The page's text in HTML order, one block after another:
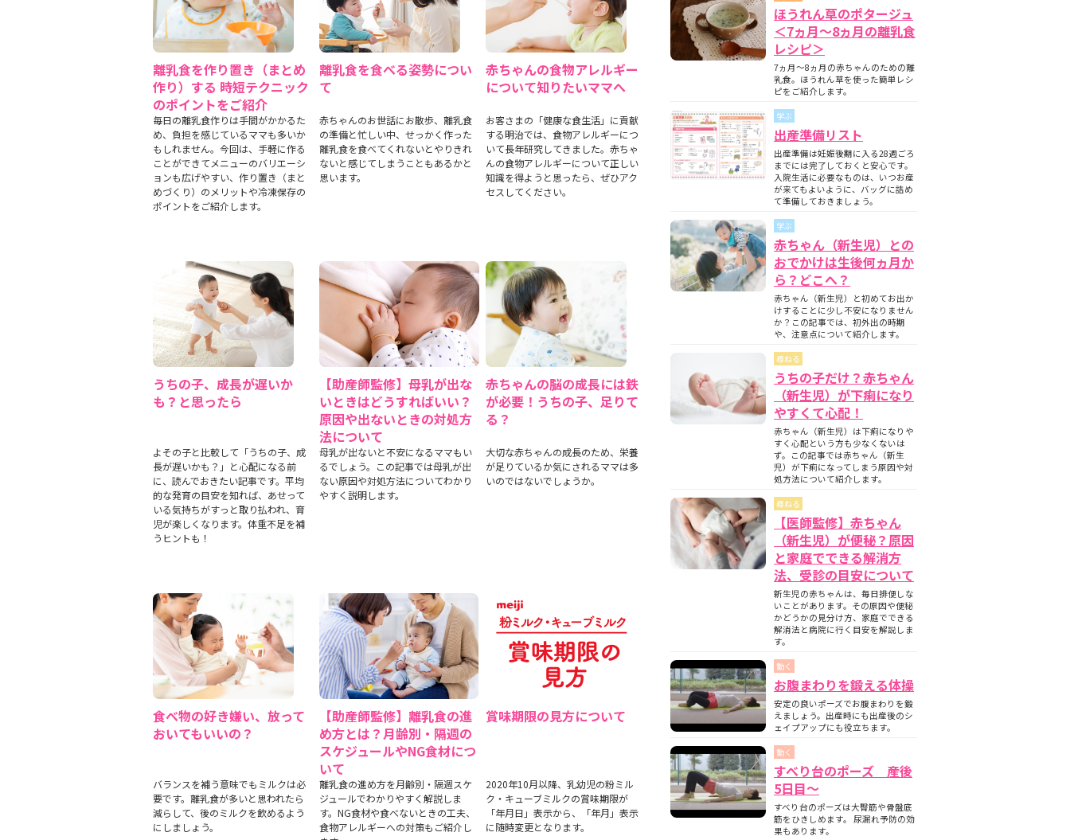
離乳食を作り置き（まとめ
作り）する 時短テクニック
のポイントをご紹介
毎日の離乳食作りは手間がかかるた
め、負担を感じているママも多いか
もしれません。今回は、手軽に作る
ことができてメニューのバリエーシ
ョンも広げやすい、作り置き（まと
めづくり）のメリットや冷凍保存の
ポイントをご紹介します。
離乳食を食べる姿勢につい
て
赤ちゃんのお世話にお散歩、離乳食
の準備と忙しい中、せっかく作った
離乳食を食べてくれないとやりきれ
ないと感じてしまうこともあるかと
思います。
赤ちゃんの食物アレルギー
について知りたいママへ
お客さまの「健康な食生活」に貢献
する明治では、食物アレルギーにつ
いて長年研究してきました。赤ちゃ
んの食物アレルギーについて正しい
知識を得ようと思ったら、ぜひアク
セスしてください。
うちの子、成長が遅いか
も？と思ったら
よその子と比較して「うちの子、成
長が遅いかも？」と心配になる前
に、読んでおきたい記事です。平均
的な発育の目安を知れば、あせって
いる気持ちがすっと取り払われ、育
児が楽しくなります。体重不足を補
うヒントも！
【助産師監修】母乳が出な
いときはどうすればいい？
原因や出ないときの対処方
法について
母乳が出ないと不安になるママもい
るでしょう。この記事では母乳が出
ない原因や対処方法についてわかり
やすく説明します。
赤ちゃんの脳の成長には鉄
が必要！うちの子、足りて
る？
大切な赤ちゃんの成長のため、栄養
が足りているか気にされるママは多
いのではないでしょうか。
食べ物の好き嫌い、放って
おいてもいいの？
バランスを補う意味でもミルクは必
要です。離乳食が多いと思われたら
減らして、後のミルクを飲めるよう
にしましょう。
【助産師監修】離乳食の進
め方とは？月齢別・隔週の
スケジュールやNG食材につ
いて
離乳食の進め方を月齢別・隔週スケ
ジュールでわかりやすく解説しま
す。NG食材や食べないときの工夫、
食物アレルギーへの対策もご紹介し
賞味期限の見方について
2020年10月以降、乳幼児の粉ミル
ク・キューブミルクの賞味期限が
「年月日」表示から、「年月」表示
に随時変更となります。
ほうれん草のポタージュ
＜7ヵ月〜8ヵ月の離乳食
レシピ＞
7ヵ月～8ヵ月の赤ちゃんのための離
乳食。ほうれん草を使った簡単レシ
ピをご紹介します。
学ぶ
出産準備リスト
出産準備は妊娠後期に入る28週ごろ
までには完了しておくと安心です。
入院生活に必要なものは、いつお産
が来てもよいように、バッグに詰め
て準備しておきましょう。
学ぶ
赤ちゃん（新生児）との
おでかけは生後何ヵ月か
ら？どこへ？
赤ちゃん（新生児）と初めてお出か
けすることに少し不安になりません
か？この記事では、初外出の時期
や、注意点について紹介します。
尋ねる
うちの子だけ？赤ちゃん
（新生児）が下痢になり
やすくて心配！
赤ちゃん（新生児）は下痢になりや
すく心配という方も少なくないは
ず。この記事では赤ちゃん（新生
児）が下痢になってしまう原因や対
処方法について紹介します。
尋ねる
【医師監修】赤ちゃん
（新生児）が便秘？原因
と家庭でできる解消方
法、受診の目安について
新生児の赤ちゃんは、毎日排便しな
いことがあります。その原因や便秘
かどうかの見分け方、家庭でできる
解消法と病院に行く目安を解説しま
す。
動く
お腹まわりを鍛える体操
安定の良いポーズでお腹まわりを鍛
えましょう。出産時にも出産後のシ
ェイプアップにも役立ちます。
動く
すべり台のポーズ 産後
5日目〜
すべり台のポーズは大臀筋や骨盤底
筋をひきしめます。 尿漏れ予防の効
果もあります。